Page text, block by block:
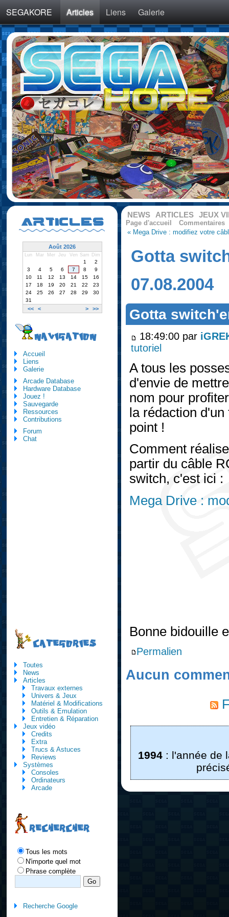
SEGAKORE Articles Liens Galerie
NEWS ARTICLES JEUX
Page d'accueil
Commentaires
« Mega Drive : modifiez votre
Gotta
07.08.2004
Gotta
18:49:00 par
tutoriel
A tous les
d'envie de
nom pour
la rédaction
point !
Comment
partir du câble
switch, c'est ici :
Mega Drive :
Bonne bidouille
Permalien
Aucun
1994 : l'année de
ARTICLES
Août 2026
Lun Mar Mer Jeu Ven Sam Dim
<< < > >>
1
2
3
4 5 6 7 8
9
10
11 12 13 14 15
16
17
18 19 20 21 22
23
24
25 26 27 28 29
30
31
NAVIGATION
Accueil
Liens
Galerie
Arcade Database
Hardware Database
Jouez !
Sauvegarde
Ressources
Contributions
Forum
Chat
CATEGORIES
Toutes
News
Articles
Travaux externes
Univers & Jeux
Matériel & Modifications
Outils & Emulation
Entretien & Réparation
Jeux vidéo
Credits
Extra
Trucs & Astuces
Reviews
Systèmes
Consoles
Ordinateurs
Arcade
RECHERCHER
Tous les mots
N'importe quel mot
Phrase complète
Recherche Google